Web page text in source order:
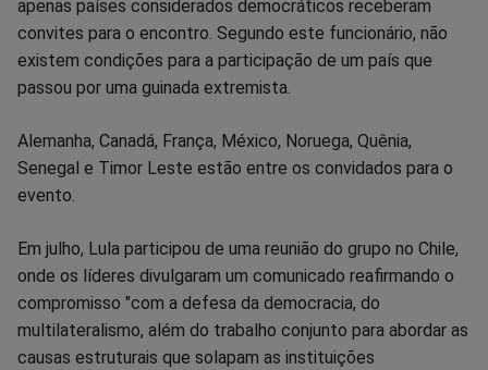
apenas países considerados democráticos receberam
convites para o encontro. Segundo este funcionário, não
existem condições para a participação de um país que
passou por uma guinada extremista.
Alemanha, Canadá, França, México, Noruega, Quênia,
Senegal e Timor Leste estão entre os convidados para o
evento.
Em julho, Lula participou de uma reunião do grupo no Chile,
onde os líderes divulgaram um comunicado reafirmando o
compromisso "com a defesa da democracia, do
multilateralismo, além do trabalho conjunto para abordar as
causas estruturais que solapam as instituições